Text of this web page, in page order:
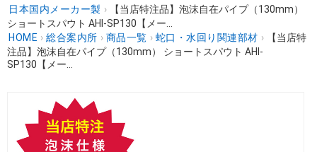
日本国内メーカー製 ›
【当店特注品】泡沫自在パイプ（130mm）
ショートスパウト AHI-SP130【メー...
HOME › 総合案内所 › 商品一覧 › 蛇口・水回り関連部材 ›
【当店特
注品】泡沫自在パイプ（130mm） ショートスパウト AHI-
SP130【メー...